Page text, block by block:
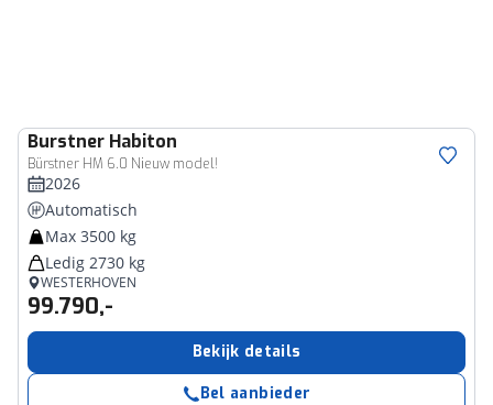
Burstner Habiton
Bürstner HM 6.0 Nieuw model!
2026
Automatisch
Max 3500 kg
Ledig 2730 kg
WESTERHOVEN
99.790,-
Bekijk details
Bel aanbieder